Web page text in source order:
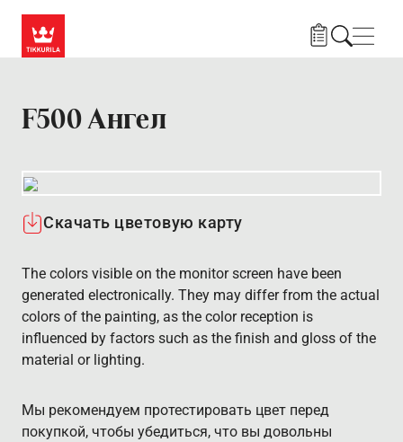
F500 Ангел
Скачать цветовую карту
The colors visible on the monitor screen have been
generated electronically. They may differ from the actual
colors of the painting, as the color reception is
influenced by factors such as the finish and gloss of the
material or lighting.
Мы рекомендуем протестировать цвет перед
покупкой, чтобы убедиться, что вы довольны